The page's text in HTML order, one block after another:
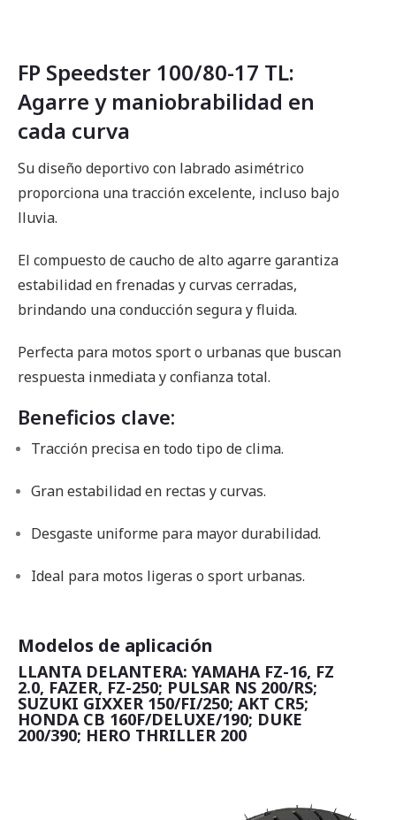
FP Speedster 100/80-17 TL:
Agarre y maniobrabilidad en
cada curva
Su diseño deportivo con labrado asimétrico
proporciona una tracción excelente, incluso bajo
lluvia.
El compuesto de caucho de alto agarre garantiza
estabilidad en frenadas y curvas cerradas,
brindando una conducción segura y fluida.
Perfecta para motos sport o urbanas que buscan
respuesta inmediata y confianza total.
Beneficios clave:
Tracción precisa en todo tipo de clima.
Gran estabilidad en rectas y curvas.
Desgaste uniforme para mayor durabilidad.
Ideal para motos ligeras o sport urbanas.
Modelos de aplicación
LLANTA DELANTERA: YAMAHA FZ-16, FZ
2.0, FAZER, FZ-250; PULSAR NS 200/RS;
SUZUKI GIXXER 150/FI/250; AKT CR5;
HONDA CB 160F/DELUXE/190; DUKE
200/390; HERO THRILLER 200